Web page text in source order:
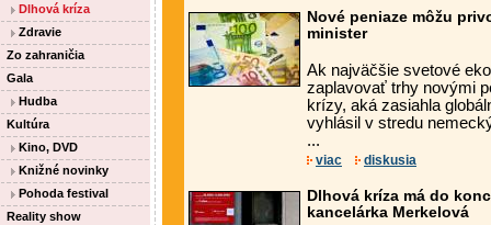
Dlhová kríza
Zdravie
Zo zahraničia
Gala
Hudba
Kultúra
Kino, DVD
Knižné novinky
Pohoda festival
Reality show
Nové peniaze môžu
minister
Ak najväčšie svetové
zaplavovať trhy novými
krízy, aká zasiahla
vyhlásil v stredu
...
viac diskusia
Dlhová kríza má do
kancelárka Merkelová